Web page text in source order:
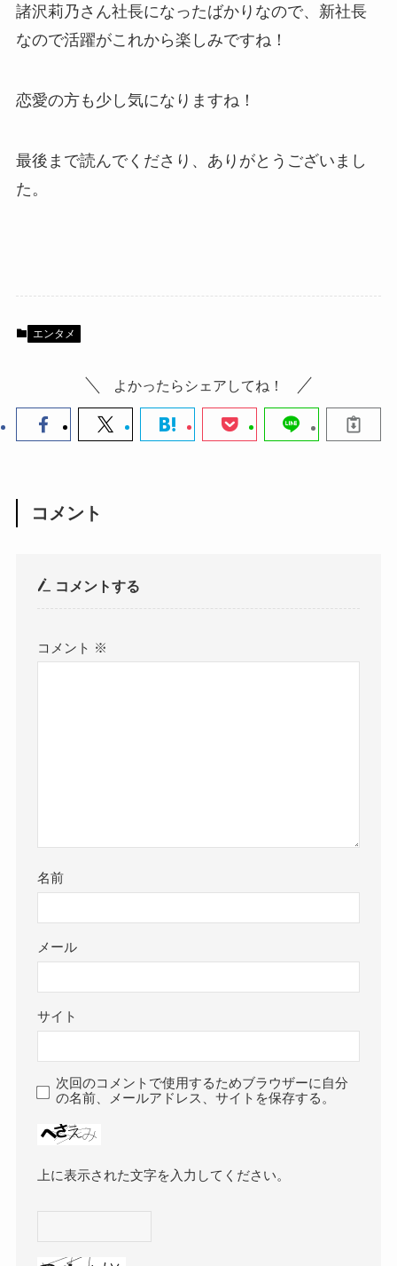
諸沢莉乃さん社長になったばかりなので、新社長
なので活躍がこれから楽しみですね！
恋愛の方も少し気になりますね！
最後まで読んでくださり、ありがとうございまし
た。
エンタメ
よかったらシェアしてね！
コメント
コメントする
コメント ※
名前
メール
サイト
次回のコメントで使用するためブラウザーに自分
の名前、メールアドレス、サイトを保存する。
上に表示された文字を入力してください。